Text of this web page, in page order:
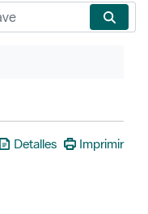
Detalles Imprimir